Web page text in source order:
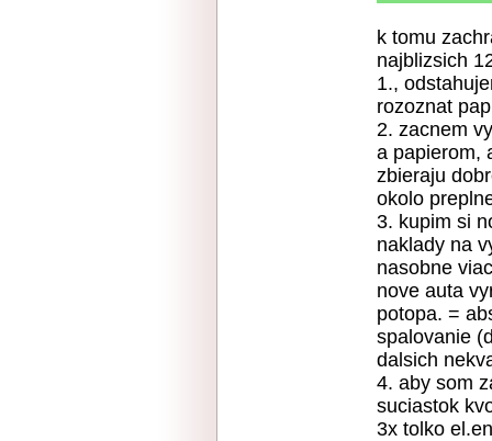
k tomu
najblizsich
1.,
rozoznat
2. zacnem
a papierom,
zbieraju
okolo
3. kupim si
naklady na
nasobne
nove auta
potopa. =
spalovanie
dalsich
4. aby som
suciastok
3x tolko